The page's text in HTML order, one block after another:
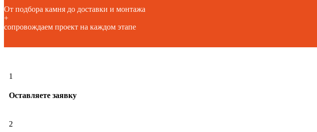
От подбора камня до доставки и монтажа
+
сопровождаем проект на каждом этапе
1
Оставляете заявку
2